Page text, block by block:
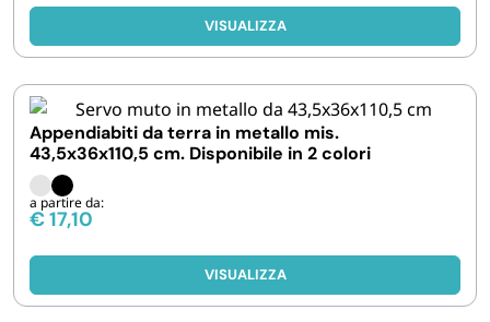
VISUALIZZA
Appendiabiti da terra in metallo mis.
43,5x36x110,5 cm. Disponibile in 2 colori
a partire da:
€17,10
VISUALIZZA